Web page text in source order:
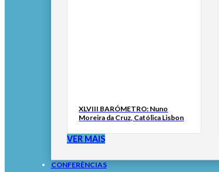
XLVIII BARÓMETRO: Nuno
Moreira da Cruz, Católica Lisbon
VER MAIS
CONFERÊNCIAS